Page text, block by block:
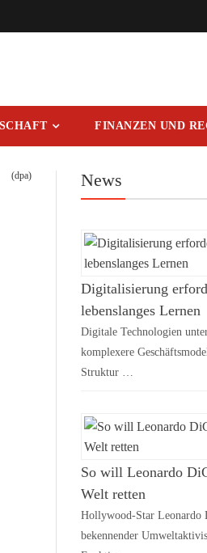
FINANZEN UND
(dpa) News
Digitalisierung
lebenslanges Lernen
Digitale Technologien
komplexere
Struktur …
So will Leonardo
Welt retten
Hollywood-Star Leonardo
bekennender